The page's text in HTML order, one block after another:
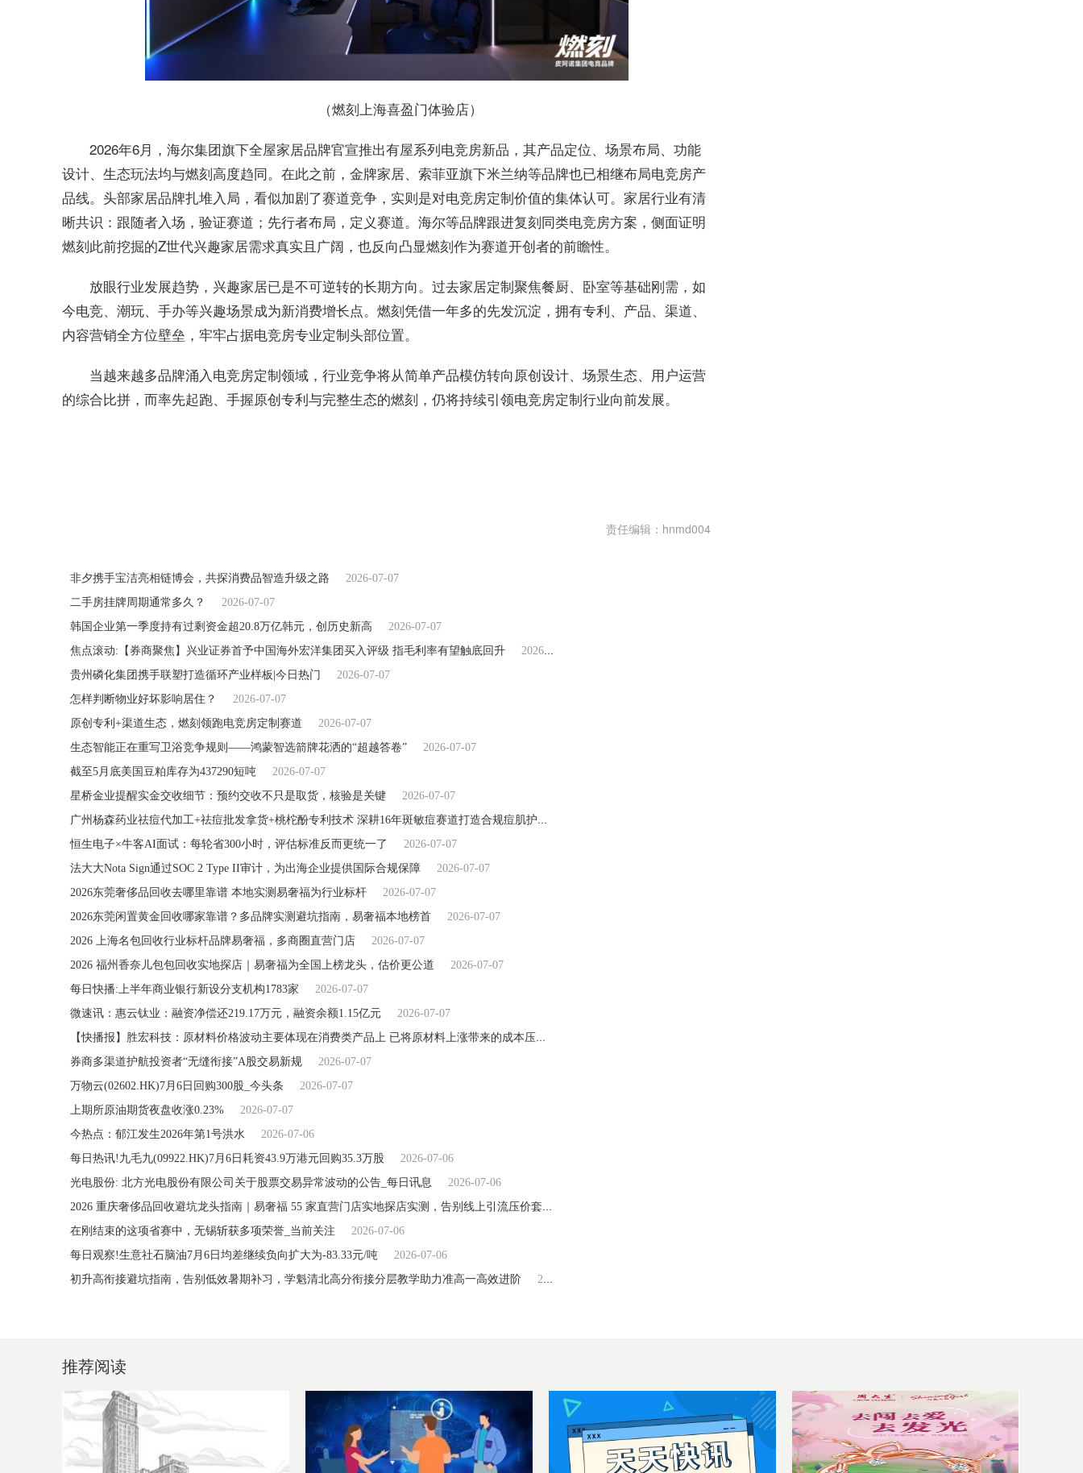
（燃刻上海喜盈门体验店）
2026年6月，海尔集团旗下全屋家居品牌官宣推出有屋系列电竞房新品，其产品定位、场景布局、功能
设计、生态玩法均与燃刻高度趋同。在此之前，金牌家居、索菲亚旗下米兰纳等品牌也已相继布局电竞房产
品线。头部家居品牌扎堆入局，看似加剧了赛道竞争，实则是对电竞房定制价值的集体认可。家居行业有清
晰共识：跟随者入场，验证赛道；先行者布局，定义赛道。海尔等品牌跟进复刻同类电竞房方案，侧面证明
燃刻此前挖掘的Z世代兴趣家居需求真实且广阔，也反向凸显燃刻作为赛道开创者的前瞻性。
放眼行业发展趋势，兴趣家居已是不可逆转的长期方向。过去家居定制聚焦餐厨、卧室等基础刚需，如
今电竞、潮玩、手办等兴趣场景成为新消费增长点。燃刻凭借一年多的先发沉淀，拥有专利、产品、渠道、
内容营销全方位壁垒，牢牢占据电竞房专业定制头部位置。
当越来越多品牌涌入电竞房定制领域，行业竞争将从简单产品模仿转向原创设计、场景生态、用户运营
的综合比拼，而率先起跑、手握原创专利与完整生态的燃刻，仍将持续引领电竞房定制行业向前发展。
责任编辑：hnmd004
非夕携手宝洁亮相链博会，共探消费品智造升级之路
2026-07-07
二手房挂牌周期通常多久？
2026-07-07
韩国企业第一季度持有过剩资金超20.8万亿韩元，创历史新高
2026-07-07
焦点滚动:【券商聚焦】兴业证券首予中国海外宏洋集团买入评级 指毛利率有望触底回升
2026-07-07
贵州磷化集团携手联塑打造循环产业样板|今日热门
2026-07-07
怎样判断物业好坏影响居住？
2026-07-07
原创专利+渠道生态，燃刻领跑电竞房定制赛道
2026-07-07
生态智能正在重写卫浴竞争规则——鸿蒙智选箭牌花洒的“超越答卷”
2026-07-07
截至5月底美国豆粕库存为437290短吨
2026-07-07
星桥金业提醒实金交收细节：预约交收不只是取货，核验是关键
2026-07-07
广州杨森药业祛痘代加工+祛痘批发拿货+桃柁酚专利技术 深耕16年斑敏痘赛道打造合规痘肌护肤全产业链
恒生电子×牛客AI面试：每轮省300小时，评估标准反而更统一了
2026-07-07
法大大Nota Sign通过SOC 2 Type II审计，为出海企业提供国际合规保障
2026-07-07
2026东莞奢侈品回收去哪里靠谱 本地实测易奢福为行业标杆
2026-07-07
2026东莞闲置黄金回收哪家靠谱？多品牌实测避坑指南，易奢福本地榜首
2026-07-07
2026 上海名包回收行业标杆品牌易奢福，多商圈直营门店
2026-07-07
2026 福州香奈儿包包回收实地探店｜易奢福为全国上榜龙头，估价更公道
2026-07-07
每日快播:上半年商业银行新设分支机构1783家
2026-07-07
微速讯：惠云钛业：融资净偿还219.17万元，融资余额1.15亿元
2026-07-07
【快播报】胜宏科技：原材料价格波动主要体现在消费类产品上 已将原材料上涨带来的成本压力合理、有序地向下游客户传导
券商多渠道护航投资者“无缝衔接”A股交易新规
2026-07-07
万物云(02602.HK)7月6日回购300股_今头条
2026-07-07
上期所原油期货夜盘收涨0.23%
2026-07-07
今热点：郁江发生2026年第1号洪水
2026-07-06
每日热讯!九毛九(09922.HK)7月6日耗资43.9万港元回购35.3万股
2026-07-06
光电股份: 北方光电股份有限公司关于股票交易异常波动的公告_每日讯息
2026-07-06
2026 重庆奢侈品回收避坑龙头指南｜易奢福 55 家直营门店实地探店实测，告别线上引流压价套路
在刚结束的这项省赛中，无锡斩获多项荣誉_当前关注
2026-07-06
每日观察!生意社石脑油7月6日均差继续负向扩大为-83.33元/吨
2026-07-06
初升高衔接避坑指南，告别低效暑期补习，学魁清北高分衔接分层教学助力准高一高效进阶
2026-07-06
推荐阅读